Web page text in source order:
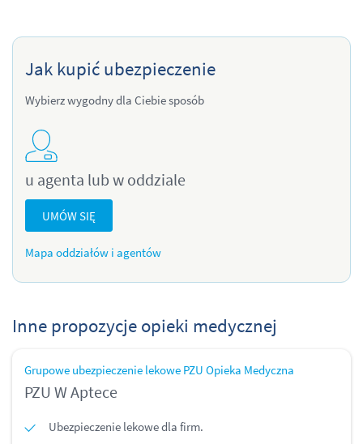
Jak kupić ubezpieczenie
Wybierz wygodny dla Ciebie sposób
u agenta lub w oddziale
UMÓW SIĘ
Mapa oddziałów i agentów
Inne propozycje opieki medycznej
Grupowe ubezpieczenie lekowe PZU Opieka Medyczna
PZU W Aptece
Ubezpieczenie lekowe dla firm.